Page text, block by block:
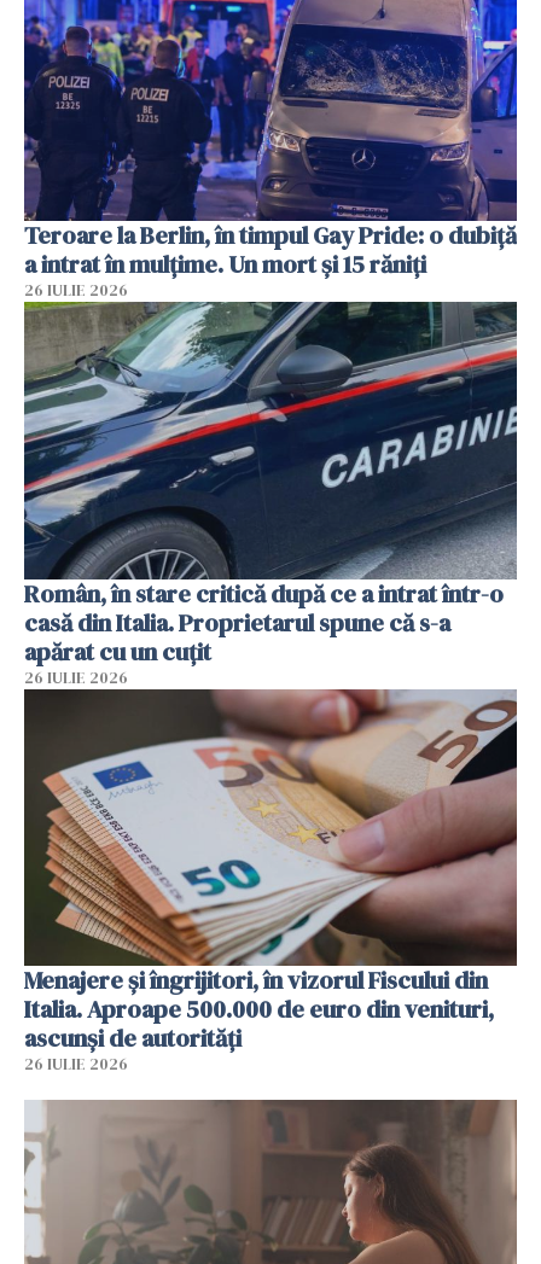
Teroare la Berlin, în timpul Gay Pride: o dubiță
a intrat în mulțime. Un mort și 15 răniți
26 IULIE 2026
Român, în stare critică după ce a intrat într-o
casă din Italia. Proprietarul spune că s-a
apărat cu un cuțit
26 IULIE 2026
Menajere și îngrijitori, în vizorul Fiscului din
Italia. Aproape 500.000 de euro din venituri,
ascunși de autorități
26 IULIE 2026